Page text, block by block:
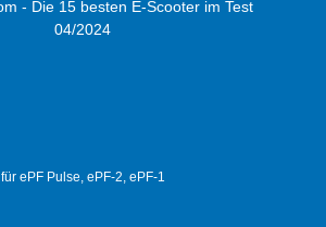
für ePF Pulse, ePF-2, ePF-1